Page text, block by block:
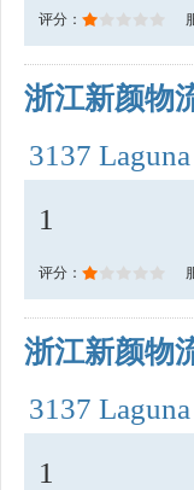
评分：
浙江新颜物
3137
1
评分：
浙江新颜物
3137
1